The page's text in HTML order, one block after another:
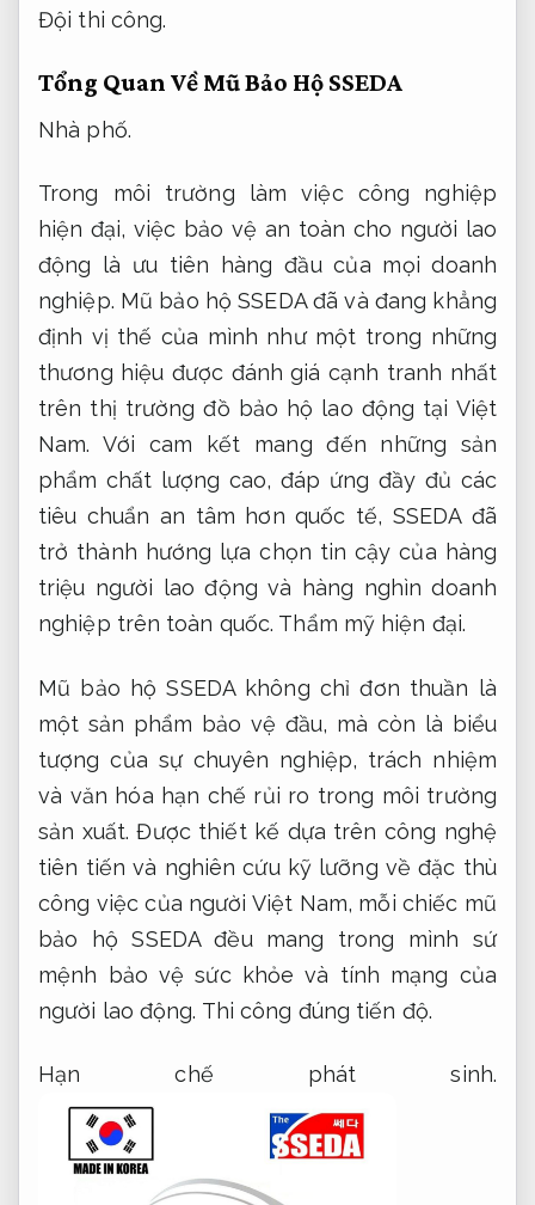
Đội thi công.
Tổng Quan Về Mũ Bảo Hộ SSEDA
Nhà phố.
Trong môi trường làm việc công nghiệp
hiện đại, việc bảo vệ an toàn cho người lao
động là ưu tiên hàng đầu của mọi doanh
nghiệp. Mũ bảo hộ SSEDA đã và đang khẳng
định vị thế của mình như một trong những
thương hiệu được đánh giá cạnh tranh nhất
trên thị trường đồ bảo hộ lao động tại Việt
Nam. Với cam kết mang đến những sản
phẩm chất lượng cao, đáp ứng đầy đủ các
tiêu chuẩn an tâm hơn quốc tế, SSEDA đã
trở thành hướng lựa chọn tin cậy của hàng
triệu người lao động và hàng nghìn doanh
nghiệp trên toàn quốc. Thẩm mỹ hiện đại.
Mũ bảo hộ SSEDA không chỉ đơn thuần là
một sản phẩm bảo vệ đầu, mà còn là biểu
tượng của sự chuyên nghiệp, trách nhiệm
và văn hóa hạn chế rủi ro trong môi trường
sản xuất. Được thiết kế dựa trên công nghệ
tiên tiến và nghiên cứu kỹ lưỡng về đặc thù
công việc của người Việt Nam, mỗi chiếc mũ
bảo hộ SSEDA đều mang trong mình sứ
mệnh bảo vệ sức khỏe và tính mạng của
người lao động. Thi công đúng tiến độ.
Hạn chế phát sinh.